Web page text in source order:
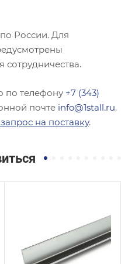
России. Для
сотрудничества.
по телефону +7 (343)
почте info@1stall.ru.
на поставку.
Равнополочный
Высота, мм
160
Толщина, мм